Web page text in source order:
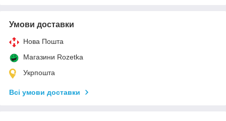
Умови доставки
Нова Пошта
Магазини Rozetka
Укрпошта
Всі умови доставки